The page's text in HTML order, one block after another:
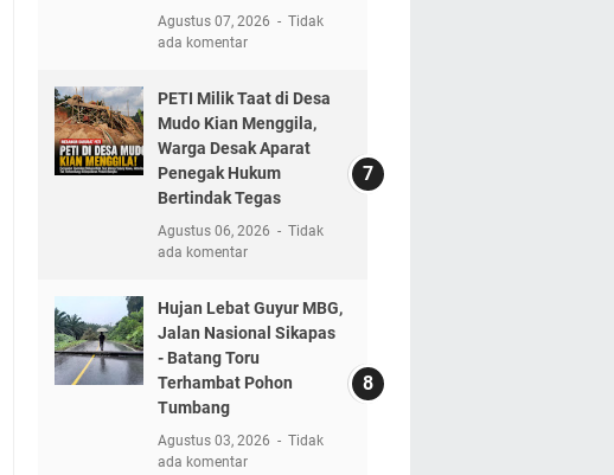
Agustus 07, 2026
Tidak
ada komentar
PETI Milik Taat di Desa
Mudo Kian Menggila,
Warga Desak Aparat
Penegak Hukum
Bertindak Tegas
Agustus 06, 2026
Tidak
ada komentar
Hujan Lebat Guyur MBG,
Jalan Nasional Sikapas
- Batang Toru
Terhambat Pohon
Tumbang
Agustus 03, 2026
Tidak
ada komentar